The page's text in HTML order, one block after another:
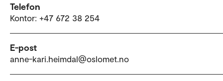
Telefon
Kontor: +47 672 38 254
E-post
anne-kari.heimdal@oslomet.no